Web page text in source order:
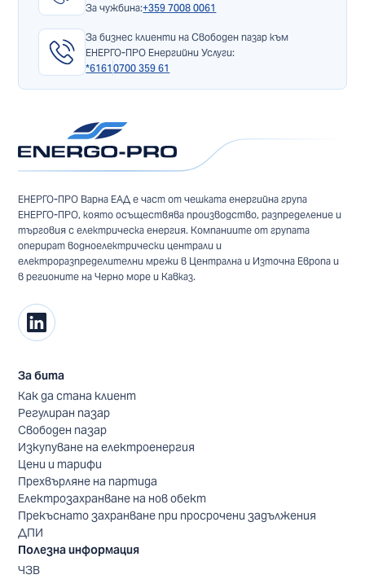
За чужбина:+359 7008 0061
За бизнес клиенти на Свободен пазар към
ЕНЕРГО-ПРО Енергийни Услуги:
*6161 0700 359 61
ЕНЕРГО-ПРО Варна ЕАД е част от чешката енергийна група
ЕНЕРГО-ПРО, която осъществява производство, разпределение и
търговия с електрическа енергия. Компаниите от групата
оперират водноелектрически централи и
електроразпределителни мрежи в Централна и Източна Европа и
в регионите на Черно море и Кавказ.
За бита
Как да стана клиент
Регулиран пазар
Свободен пазар
Изкупуване на електроенергия
Цени и тарифи
Прехвърляне на партида
Електрозахранване на нов обект
Прекъснато захранване при просрочени задължения
ДПИ
Полезна информация
ЧЗВ